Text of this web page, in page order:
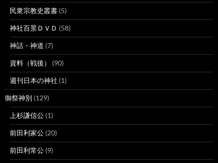
民衆宗教史叢書 (5)
神社百景ＤＶＤ (58)
神話・神道 (7)
資料（戦後） (90)
週刊日本の神社 (1)
御祭神別 (129)
上杉謙信公 (1)
前田利家公 (20)
前田利常公 (9)